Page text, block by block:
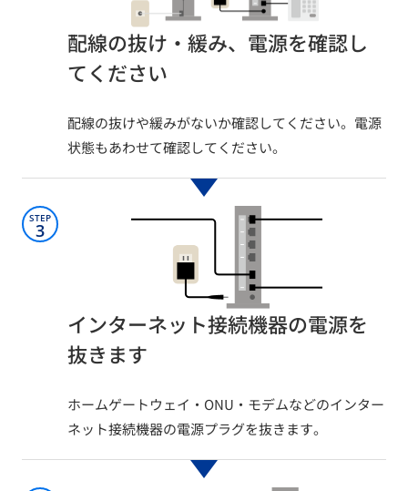
配線の抜け・緩み、電源を確認し
てください
配線の抜けや緩みがないか確認してください。電源
状態もあわせて確認してください。​
STEP
3
インターネット接続機器の電源を
抜きます​
ホームゲートウェイ・ONU・モデムなどのインター
ネット接続機器の電源プラグを抜きます。